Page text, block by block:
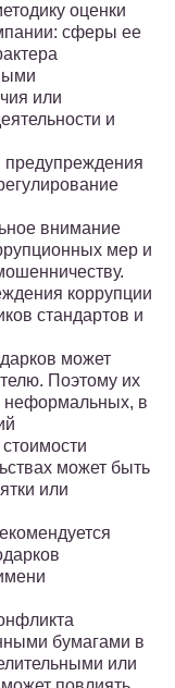
оценки
сферы ее
или
и
внимание
мер и
коррупции
стандартов и
может
Поэтому их
неформальных, в
может быть
или
бумагами в
или